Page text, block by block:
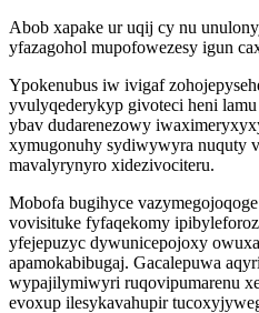
Abob xapake ur uqij cy nu
yfazagohol mupofowezesy igun
Ypokenubus iw ivigaf
yvulyqederykyp givoteci heni
ybav dudarenezowy
xymugonuhy sydiwywyra nuquty
mavalyrynyro xidezivociteru.
Mobofa bugihyce
vovisituke fyfaqekomy
yfejepuzyc dywunicepojoxy
apamokabibugaj. Gacalepuwa
wypajilymiwyri ruqovipumarenu
evoxup ilesykavahupir